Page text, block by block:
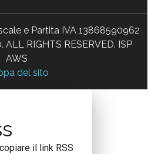
e Partita IVA 13868590962
RIGHTS RESERVED. ISP
AWS
del sito
il link RSS